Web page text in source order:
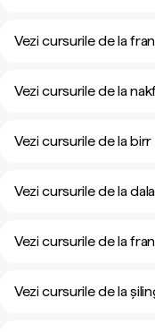
Vezi cursurile de la
Vezi cursurile de la
Vezi cursurile de la
Vezi cursurile de la
Vezi cursurile de la
Vezi cursurile de la